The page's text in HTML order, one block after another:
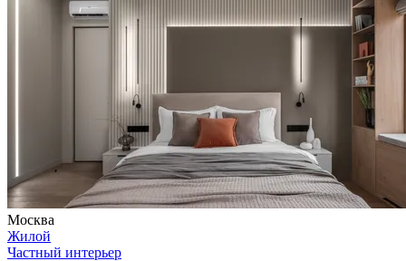
Москва
Жилой
Частный интерьер